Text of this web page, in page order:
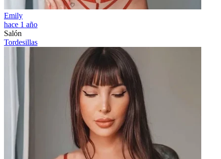
Emily
hace 1 año
Salón
Tordesillas